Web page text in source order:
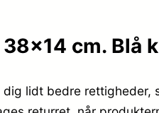
cm. Blå
lidt bedre